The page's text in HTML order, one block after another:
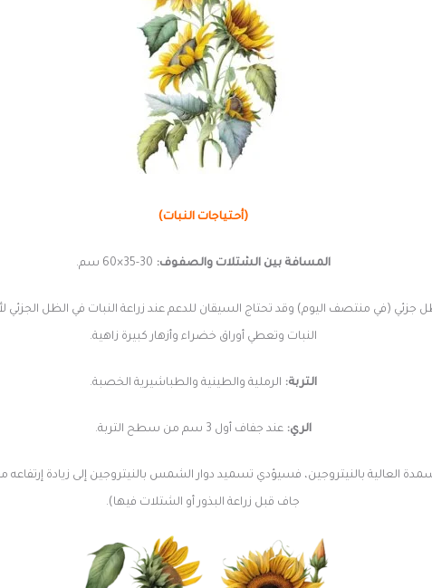
(أحتياجات النبات)
المسافة بين الشتلات والصفوف:
النبات وتعطي أوراق خضراء وأزهار كبيرة زاهية.
التربة: الرملية والطينية والطباشيرية الخصبة.
الري: عند جفاف أول 3 سم من سطح التربة.
العالية بالنيتروجين، فسيؤدي تسميد دوار الشمس بالنيتروجين إلى زيادة
جاف قبل زراعة البذور أو الشتلات فيها).